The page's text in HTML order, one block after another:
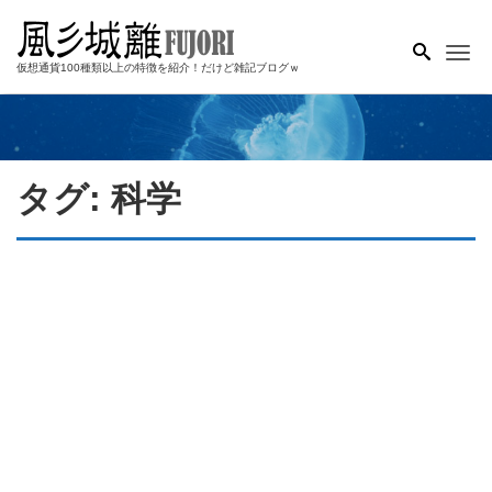
仮想通貨100種類以上の特徴を紹介！だけど雑記ブログｗ
タグ: 科学